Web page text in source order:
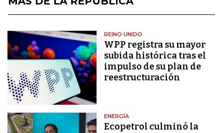
REINO UNIDO
WPP registra su mayor
subida histórica tras el
impulso de su plan de
reestructuración
ENERGÍA
Ecopetrol culminó la